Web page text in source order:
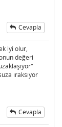
Cevapla
iyi olur,
değeri
ıraksıyor
Cevapla